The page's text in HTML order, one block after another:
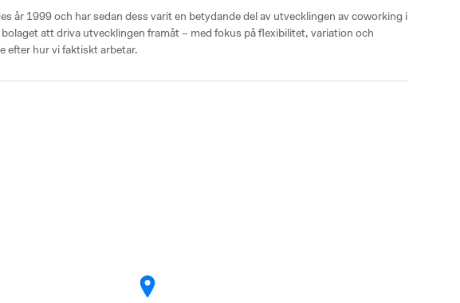
år 1999 och har sedan dess varit en betydande del av utvecklingen av coworking i
att driva utvecklingen framåt – med fokus på flexibilitet, variation och
efter hur vi faktiskt arbetar.